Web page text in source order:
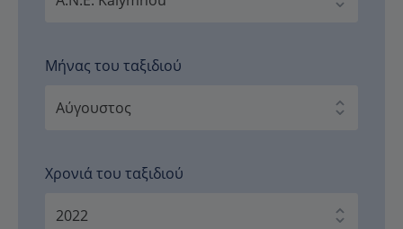
Μήνας του ταξιδιού
Χρονιά του ταξιδιού